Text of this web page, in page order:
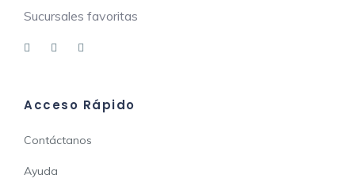
Sucursales favoritas
Acceso Rápido
Contáctanos
Ayuda